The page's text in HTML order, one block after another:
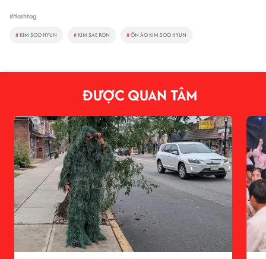
#Hashtag
# KIM SOO HYUN # KIM SAE RON #ỒN ÀO KIM SOO HYUN
ĐƯỢC QUAN TÂM